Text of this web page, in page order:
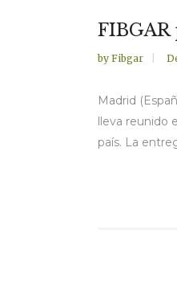
by Fibgar
Madrid
lleva reunido
país. La